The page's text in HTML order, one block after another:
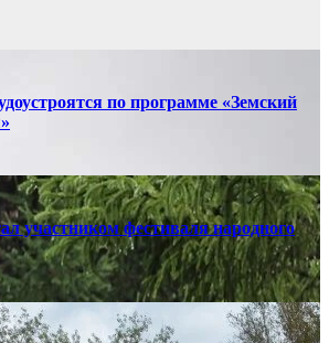
по программе «Земский
участником фестиваля народного